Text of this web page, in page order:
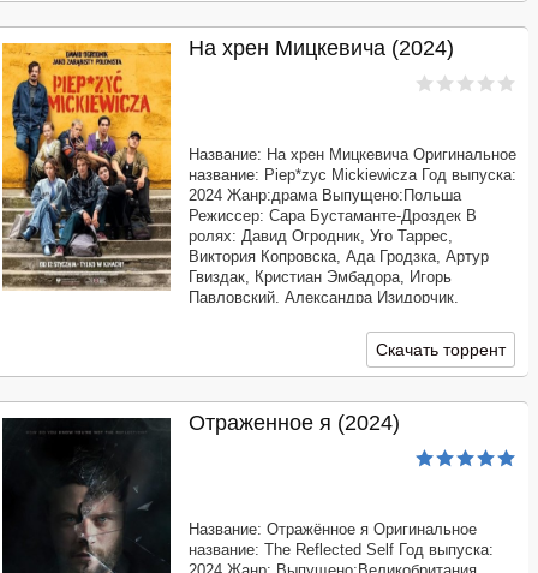
На хрен Мицкевича (2024)
Название: На хрен Мицкевича Оригинальное
название: Piep*zyc Mickiewicza Год выпуска:
2024 Жанр:драма Выпущено:Польша
Режиссер: Сара Бустаманте-Дроздек В
ролях: Давид Огродник, Уго Таррес,
Виктория Копровска, Ада Гродзка, Артур
Гвиздак, Кристиан Эмбадора, Игорь
Павловский, Александра Изидорчик,
01:42:01 Перевод: Профессиональный
многоголосый [AlphaProject]Скачать торрент
Отраженное я (2024)
Название: Отражённое я Оригинальное
название: The Reflected Self Год выпуска: